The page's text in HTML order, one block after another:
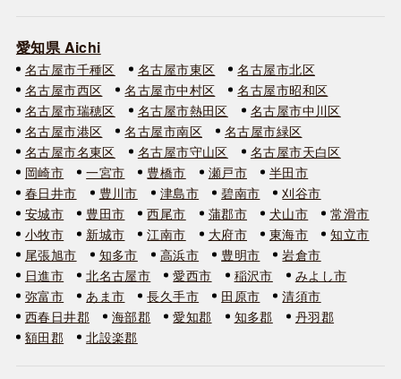
愛知県 Aichi
名古屋市千種区 名古屋市東区
名古屋市北区
名古屋市西区
名古屋市中村区
名古屋市昭和区
名古屋市瑞穂区
名古屋市熱田区
名古屋市中川区
名古屋市港区
名古屋市南区
名古屋市緑区
名古屋市名東区
名古屋市守山区
名古屋市天白区
岡崎市
一宮市 豊橋市 瀬戸市
半田市
春日井市
豊川市 津島市 碧南市
刈谷市
安城市
豊田市 西尾市 蒲郡市 犬山市
常滑市
小牧市
新城市 江南市 大府市 東海市
知立市
尾張旭市
知多市 高浜市 豊明市
岩倉市
日進市
北名古屋市 愛西市 稲沢市
みよし市
弥富市
あま市 長久手市 田原市
清須市
西春日井郡
海部郡 愛知郡 知多郡
丹羽郡
額田郡
北設楽郡